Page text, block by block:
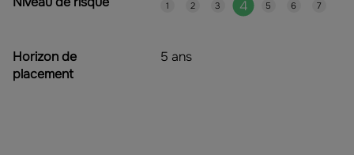
1 2 3 4 5 6 7
Horizon de
placement
5 ans